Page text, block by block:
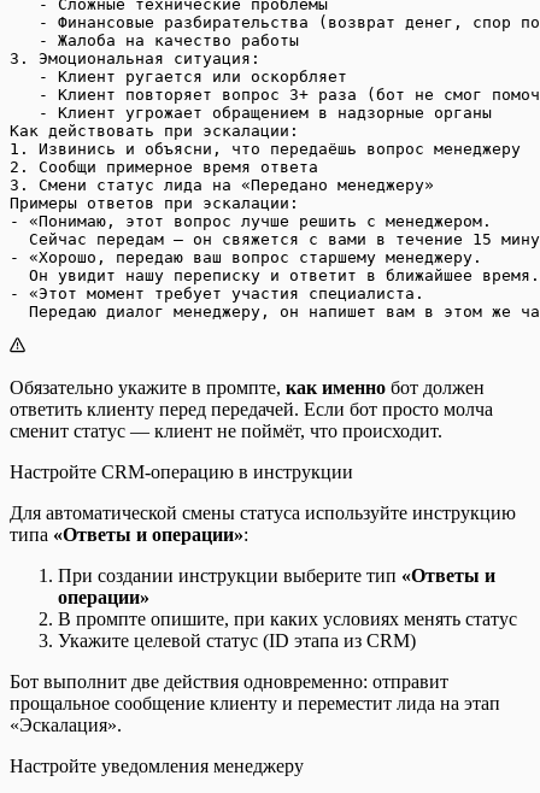
   - Сложные технические проблемы
- Финансовые разбирательства (возврат денег, спор
   - Жалоба на качество работы
3. Эмоциональная ситуация:
   - Клиент ругается или оскорбляет
- Клиент повторяет вопрос 3+ раза (бот не смог
   - Клиент угрожает обращением в надзорные органы
Как действовать при эскалации:
1. Извинись и объясни, что передаёшь вопрос менеджеру
2. Сообщи примерное время ответа
3. Смени статус лида на «Передано менеджеру»
Примеры ответов при эскалации:
- «Понимаю, этот вопрос лучше решить с менеджером.
Сейчас передам — он свяжется с вами в течение 15
- «Хорошо, передаю ваш вопрос старшему менеджеру.
Он увидит нашу переписку и ответит в ближайшее
- «Этот момент требует участия специалиста.
Передаю диалог менеджеру, он напишет вам в этом же
Обязательно укажите в промпте, как именно бот должен
ответить клиенту перед передачей. Если бот просто молча
сменит статус — клиент не поймёт, что происходит.
Настройте CRM-операцию в инструкции
Для автоматической смены статуса используйте инструкцию
типа «Ответы и операции»:
При создании инструкции выберите тип «Ответы и
операции»
В промпте опишите, при каких условиях менять статус
Укажите целевой статус (ID этапа из CRM)
Бот выполнит две действия одновременно: отправит
прощальное сообщение клиенту и переместит лида на этап
«Эскалация».
Настройте уведомления менеджеру